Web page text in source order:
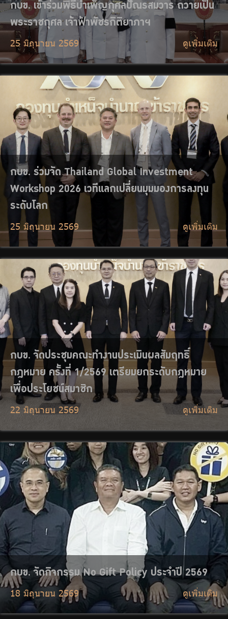
ระดับโลก
25 มิถุนายน 2569 ดูเพิ่มเติม
กบข. จัดประชุมคณะทำงานประเมินผลสัมฤทธิ์
กฎหมาย ครั้งที่ 1/2569 เตรียมยกระดับกฎหมาย
เพื่อประโยชน์สมาชิก
22 มิถุนายน 2569 ดูเพิ่มเติม
กบข. จัดกิจกรรม No Gift Policy ประจำปี 2569
18 มิถุนายน 2569 ดูเพิ่มเติม
กบข. เข้าร่วมพิธีบำเพ็ญกุศลสัตตมวาร ถวายเป็น
พระราชกุศล เจ้าฟ้าพัชรกิติยาภาฯ
18 มิถุนายน 2569 ดูเพิ่มเติม